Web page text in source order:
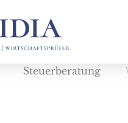
Steuerberatung